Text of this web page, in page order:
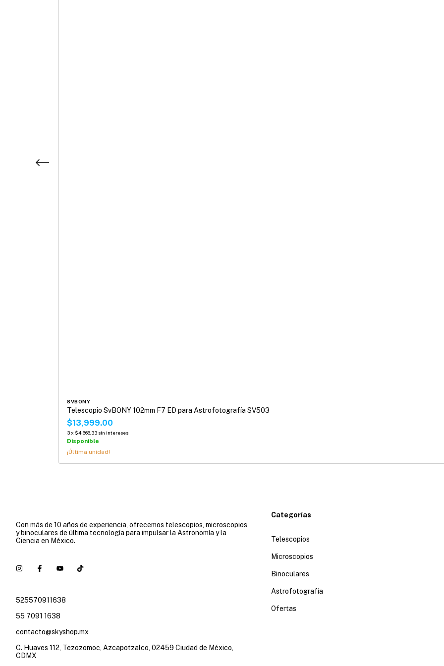
SVBONY
Telescopio SvBONY 102mm F7 ED para Astrofotografía SV503
$13,999.00
3x $4,666.33 sin intereses
Disponible
¡Última unidad!
Con más de 10 años de experiencia, ofrecemos telescopios, microscopios
y binoculares de última tecnología para impulsar la Astronomía y la
Ciencia en México.
525570911638
55 7091 1638
contacto@skyshop.mx
C. Huaves 112, Tezozomoc, Azcapotzalco, 02459 Ciudad de México,
CDMX
Categorías
Telescopios
Microscopios
Binoculares
Astrofotografía
Ofertas